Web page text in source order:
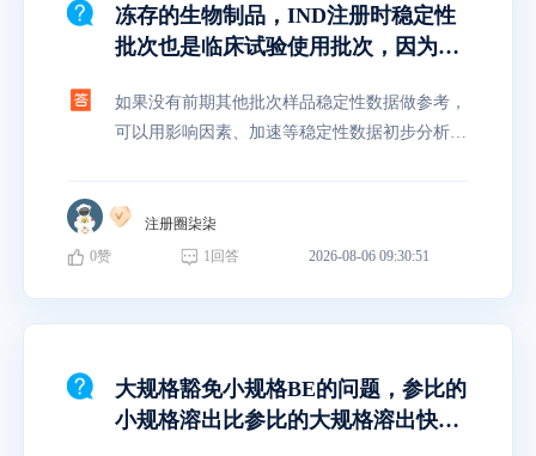
冻存的生物制品，IND注册时稳定性
批次也是临床试验使用批次，因为临
结果还无法推导出该日期下产品仍是
ok的，使用后才能证明出来，这样可
已经被临床上使用了，可以吗？
如果没有前期其他批次样品稳定性数据做参考，
可以用影响因素、加速等稳定性数据初步分析长
IND注册时有效期会写暂定多少月
注册圈柒柒
0赞 1 回答 2026-08-06 09:30:51
大规格豁免小规格BE的问题，参比的
小规格溶出比参比的大规格溶出快，